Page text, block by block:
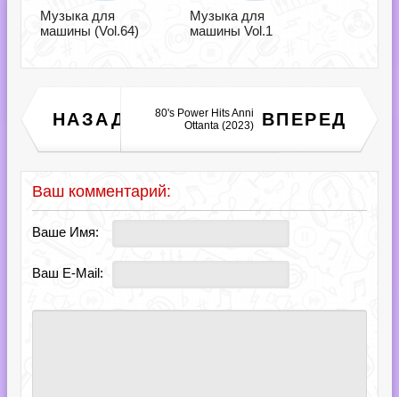
Музыка для
машины (Vol.64)
Музыка для
машины Vol.1
НАЗАД
Deep House Essentials
ВПЕРЕД
80's Power Hits Anni
Ottanta (2023)
Ваш комментарий:
Ваше Имя:
Ваш E-Mail: